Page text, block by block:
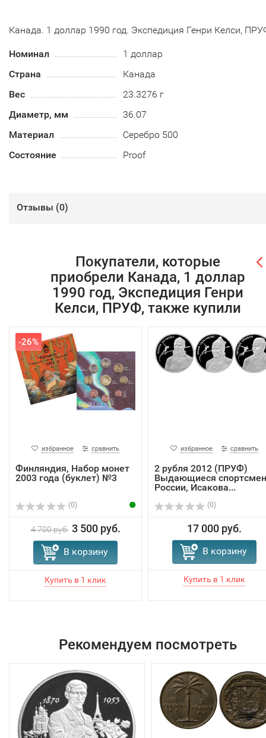
Канада. 1 доллар 1990 год. Экспедиция Генри Келси,
Номинал
1 доллар
Страна
Канада
Вес
23.3276 г
Диаметр, мм
36.07
Материал
Серебро 500
Состояние
Proof
Отзывы (0)
Покупатели, которые
приобрели Канада, 1 доллар
1990 год, Экспедиция Генри
Келси, ПРУФ, также купили
-26%
избранное сравнить
Финляндия, Набор монет
2003 года (буклет) №3
(0)
4 700 руб. 3 500 руб.
В корзину
избранное сравнить
2 рубля 2012 (ПРУФ)
Выдающиеся
России, Исакова...
(0)
17 000 руб.
В корзину
Рекомендуем посмотреть